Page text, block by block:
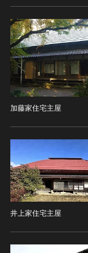
加藤家住宅主屋
井上家住宅主屋
昭和 [日本]
平成 [日本]
令和 [日本]
旧石器 [朝
新石器 [朝
青銅器 [朝
原三国・朝
原三国・朝
新羅 [朝鮮
高麗 [朝鮮
朝鮮 [朝鮮半
その他
版画
木版画
銅版画
リトグラフ
シルクスク
彫刻
木像
金属像
石像
重要文化財
登録有形文
重要無形文
登録無形文
記録作成等
重要有形民
登録無形民
記録作成等
史跡
名勝
天然記念物
特別史跡
メディア（動画
動画
高画質画像
画像ライセンス
画像ライセンス
CC0
PDM
CC BY-SA
CC BY-ND
CC BY-NC
CC BY-
CC BY-NC-
IN
連想検索